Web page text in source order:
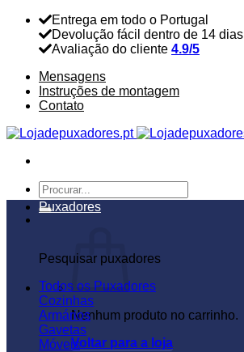
Skip
content
Entrega em todo o Portugal
Devolução fácil dentro de 14 dias
Avaliação do cliente 4.9/5
Mensagens
Instruções de montagem
Contato
Pesquisar
por:
Nenhum produto no carrinho.
Voltar para a loja
Puxadores
Pesquisar puxadores
Todos os Puxadores
Cozinhas
Armários
Gavetas
Móveis